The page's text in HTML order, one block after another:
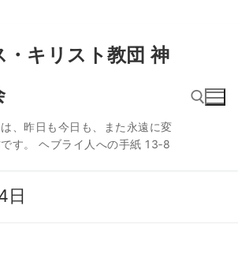
・キリスト教団 神
、昨日も今日も、また永遠に変
す。 ヘブライ人への手紙 13‐8
日